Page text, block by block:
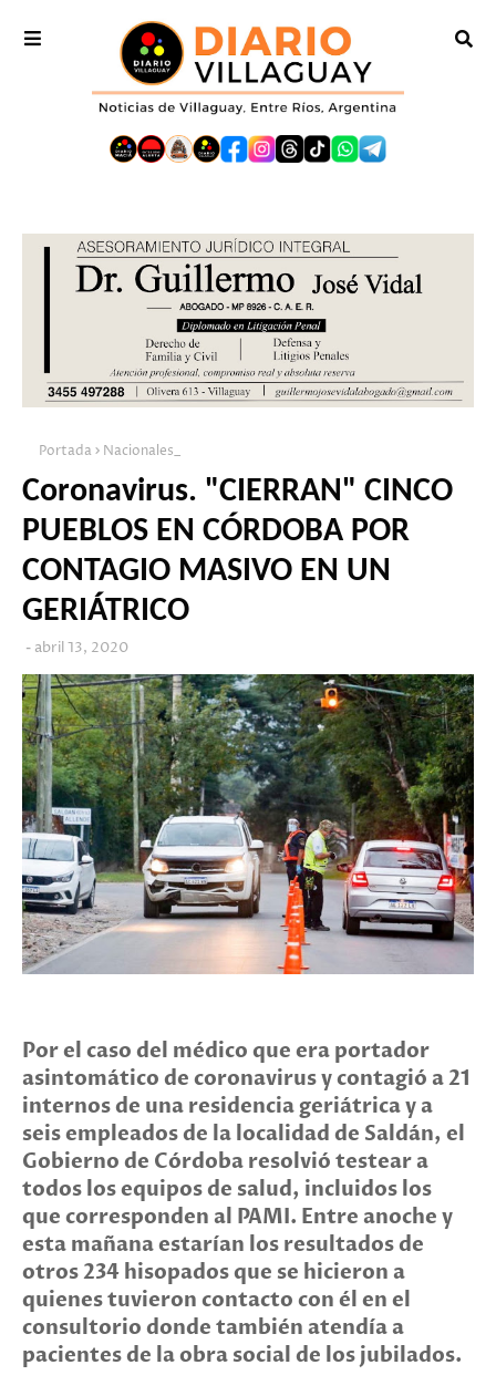
Portada Nacionales_
Coronavirus. "CIERRAN" CINCO
PUEBLOS EN CÓRDOBA POR
CONTAGIO MASIVO EN UN
GERIÁTRICO
abril 13, 2020
Por el caso del médico que era portador
asintomático de coronavirus y contagió a 21
internos de una residencia geriátrica y a
seis empleados de la localidad de Saldán, el
Gobierno de Córdoba resolvió testear a
todos los equipos de salud, incluidos los
que corresponden al PAMI. Entre anoche y
esta mañana estarían los resultados de
otros 234 hisopados que se hicieron a
quienes tuvieron contacto con él en el
consultorio donde también atendía a
pacientes de la obra social de los jubilados.